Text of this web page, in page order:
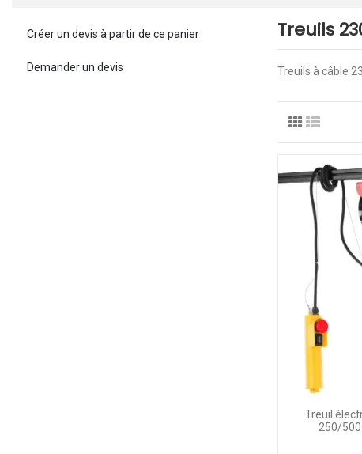
Treuils
Treuils à câble
Treuil
250/500
Créer un devis à partir de ce panier
Demander un devis